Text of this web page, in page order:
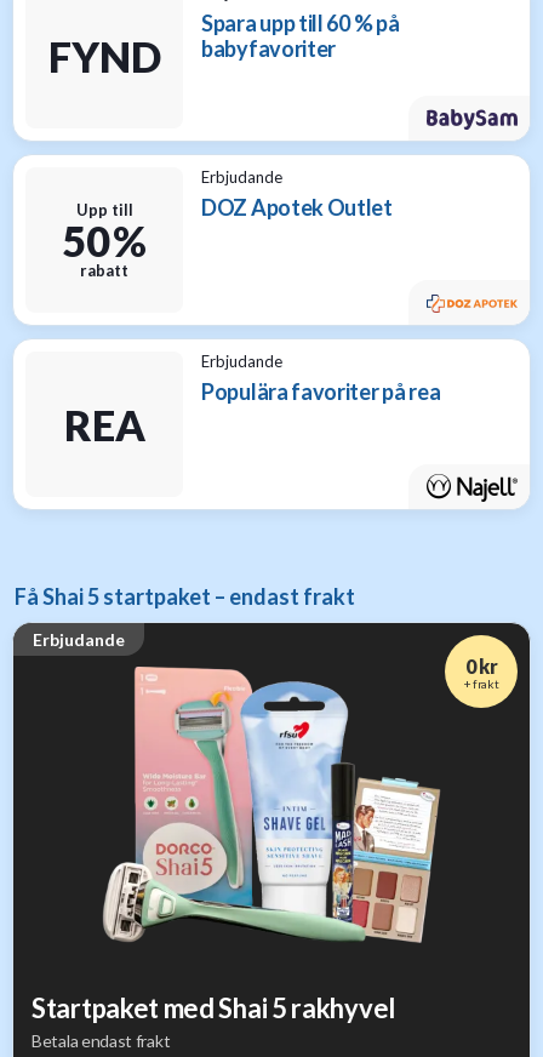
FYND
Spara upp till 60 % på
babyfavoriter
Upp till
50 %
rabatt
Erbjudande
DOZ Apotek Outlet
REA
Erbjudande
Populära favoriter på rea
Få Shai 5 startpaket – endast frakt
Erbjudande
Startpaket med Shai 5 rakhyvel
Betala endast frakt
0 kr
+ frakt